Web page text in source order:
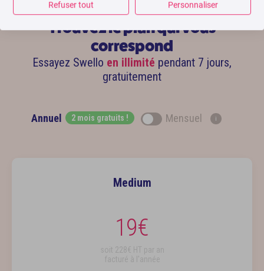
Trouvez le plan qui vous
correspond
Essayez Swello en illimité pendant 7 jours,
gratuitement
Annuel 2 mois gratuits ! Mensuel i
Medium
19€
Refuser tout Personnaliser